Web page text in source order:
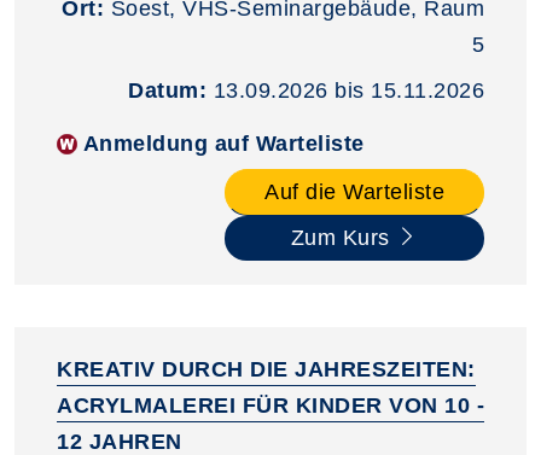
Ort: Soest, VHS-Seminargebäude, Raum
5
Datum: 13.09.2026 bis 15.11.2026
Anmeldung auf Warteliste
Auf die Warteliste
Zum Kurs
KREATIV DURCH DIE JAHRESZEITEN:
ACRYLMALEREI FÜR KINDER VON 10 -
12 JAHREN